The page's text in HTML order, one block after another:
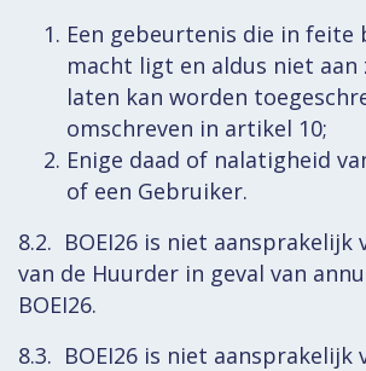
Een gebeurtenis die in feite
macht ligt en aldus niet
laten kan worden
omschreven in artikel 10;
Enige daad of nalatigheid
of een Gebruiker.
8.2. BOEI26 is niet aansprakelijk
van de Huurder in geval van
BOEI26.
8.3. BOEI26 is niet aansprakelijk